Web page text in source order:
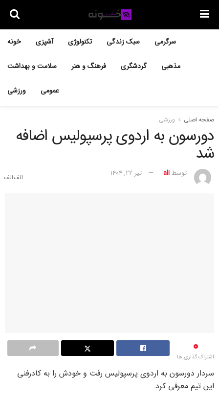
خونه آشپزی تکنولوژی سبک زندگی سرگرمی
سلامت و بهداشت فرهنگ و هنر گردشگری مذهبی
ورزشی عمومی
صفحه اصلی ورزشی
دورسون به اردوی پرسپولیس اضافه
شد
توسطali تیر ۲۲, ۱۴۰۴
0
اشتراک گذاری ها
سردار دورسون به اردوی پرسپولیس رفت و خودش را به کادرفنی
این تیم معرفی کرد.